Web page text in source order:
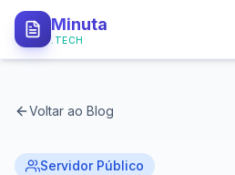
Minuta
.TECH
Como Funciona
Tipos de Minutas
Voltar ao Blog
Servidor Público